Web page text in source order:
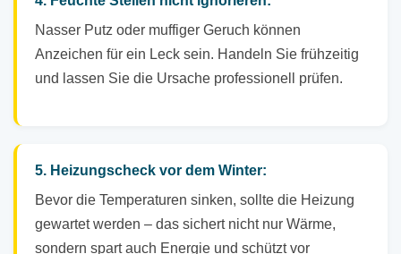
Nasser Putz oder muffiger Geruch können
Anzeichen für ein Leck sein. Handeln Sie frühzeitig
und lassen Sie die Ursache professionell prüfen.
5. Heizungscheck vor dem Winter:
Bevor die Temperaturen sinken, sollte die Heizung
gewartet werden – das sichert nicht nur Wärme,
sondern spart auch Energie und schützt vor